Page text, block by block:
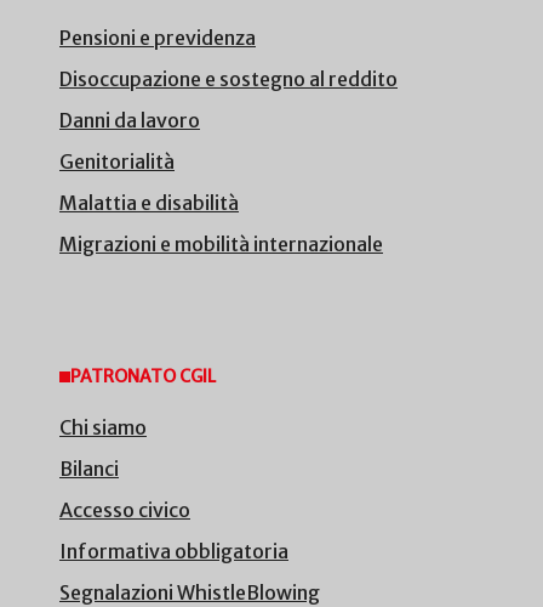
Pensioni e previdenza
Disoccupazione e sostegno al reddito
Danni da lavoro
Genitorialità
Malattia e disabilità
Migrazioni e mobilità internazionale
PATRONATO CGIL
Chi siamo
Bilanci
Accesso civico
Informativa obbligatoria
Segnalazioni WhistleBlowing